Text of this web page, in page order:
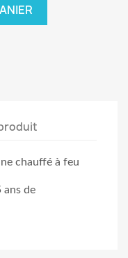
chauffé à feu
ans de